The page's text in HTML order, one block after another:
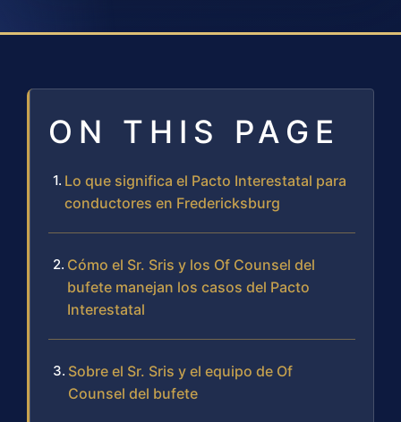
ON THIS PAGE
Lo que significa el Pacto Interestatal para
conductores en Fredericksburg
Cómo el Sr. Sris y los Of Counsel del
bufete manejan los casos del Pacto
Interestatal
Sobre el Sr. Sris y el equipo de Of
Counsel del bufete